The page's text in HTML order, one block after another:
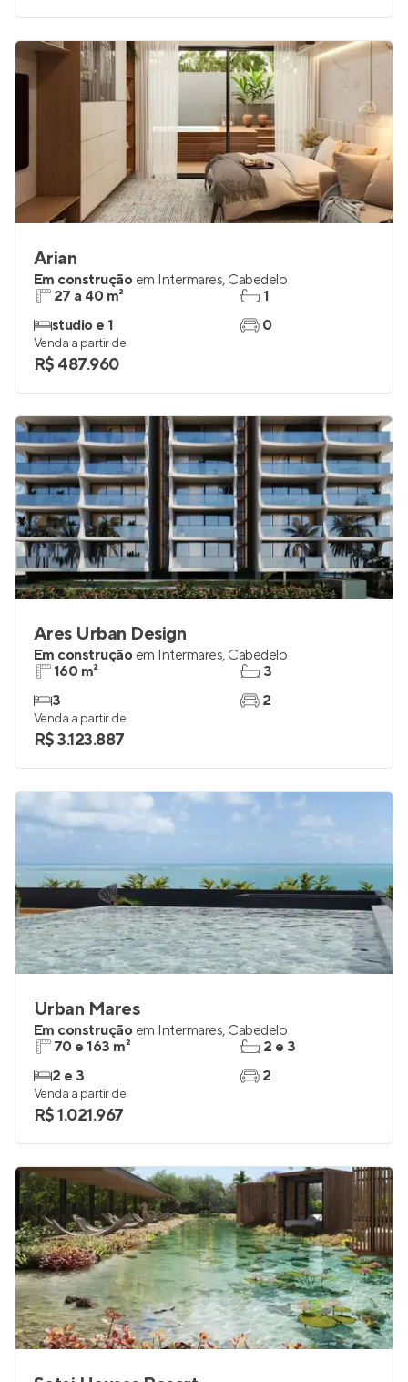
Arian
Em construção em Intermares, Cabedelo
27 a 40 m²
studio e 1
1
0
Venda a partir de
R$ 487.960
Ares Urban Design
Em construção em Intermares, Cabedelo
160 m²
3
3
2
Venda a partir de
R$ 3.123.887
Urban Mares
Em construção em Intermares, Cabedelo
70 e 163 m²
2 e 3
2 e 3
2
Venda a partir de
R$ 1.021.967